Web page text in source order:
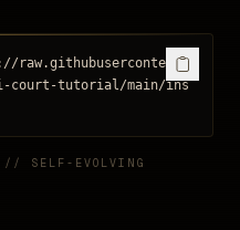
raw.githubusercontent.
ai-court-tutorial/main/ins
SELF-EVOLVING